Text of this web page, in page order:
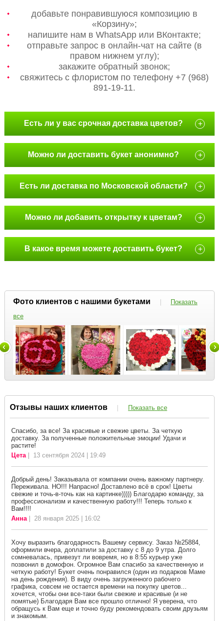
добавьте понравившуюся композицию в
«Корзину»;
напишите нам в WhatsApp или ВКонтакте;
отправьте запрос в онлайн-чат на сайте (в
правом нижнем углу);
закажите обратный звонок;
свяжитесь с флористом по телефону +7 (968)
891-19-11.
Есть ли у вас срочная доставка цветов? +
Можно ли доставить букет анонимно? +
Есть ли доставка по Московской области? +
Можно ли добавить открытку к цветам? +
В какое время можете доставить букет? +
Фото клиентов с нашими букетами |
Показать
все
Отзывы наших клиентов | Показать все
Спасибо, за все! За красивые и свежие цветы. За четкую
доставку. За полученные положительные эмоции! Удачи и
растите!
Цета| 13 сентября 2024 | 19:49
Добрый день! Заказывала от компании очень важному партнеру.
Переживала. НО!!! Напрасно! Доставлено всё в срок! Цветы
свежие и точь-в-точь как на картинке))))) Благодарю команду, за
профессионализм и качественную работу!!! Теперь только к
Вам!!!!
Анна| 28 января 2025 | 16:02
Хочу выразить благодарность Вашему сервису. Заказ №25884,
оформили вчера, доплатили за доставку с 8 до 9 утра. Долго
сомневалась, привезут ли вовремя, но в 8:55 курьер уже
позвонил в домофон. Огромное Вам спасибо за качественную и
четкую работу! Букет очень понравился (один из подарков Маме
на день рождения). В виду очень загруженного рабочего
графика, совсем не остается времени на покупку цветов...
хочется, чтобы они все-таки были свежие и красивые (и не
помятые) Благодаря Вам все прошло отлично! Я уверена, что
обращусь к Вам еще и точно буду рекомендовать своим друзьям
и знакомым.